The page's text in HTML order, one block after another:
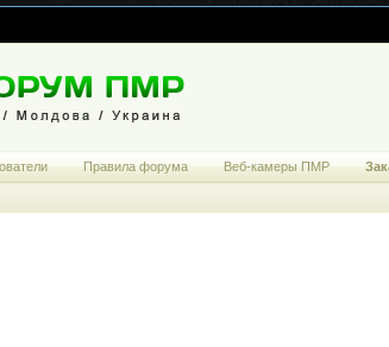
Правила форума Веб-камеры ПМР